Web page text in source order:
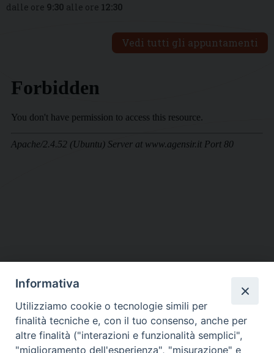
dalle ore 9:30 alle ore 12:30
Vedi tutti gli appuntamenti
DIOCESI SUBURBICARIA DI ALBANO
Contatti:Tel.: 06.93268401 - Fax.: 06.9323844
E-mail:curia@diocesidialbano.it
Informativa
Utilizziamo cookie o tecnologie simili per
finalità tecniche e, con il tuo consenso, anche per
altre finalità ("interazioni e funzionalità semplici",
"miglioramento dell'esperienza", "misurazione" e